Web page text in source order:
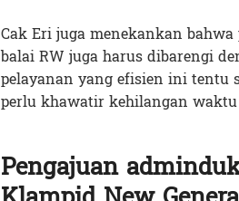
Cak Eri juga menekankan
balai RW juga harus dibarengi
pelayanan yang efisien ini tentu
perlu khawatir kehilangan
Pengajuan